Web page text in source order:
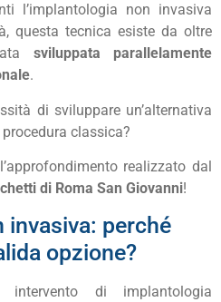
l’implantologia non invasiva
questa tecnica esiste da oltre
sviluppata parallelamente
.
di sviluppare un’alternativa
classica?
realizzato dal
di Roma San Giovanni!
invasiva: perché
opzione?
di implantologia